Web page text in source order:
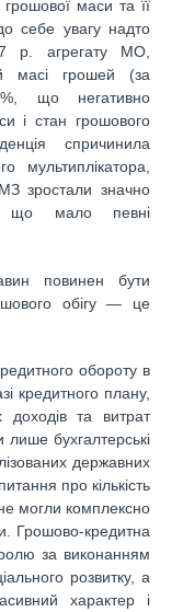
маси та її
себе увагу надто
р. агрегату МО,
масі грошей (за
що негативно
і стан грошового
спричинила
мультиплікатора,
зростали значно
що мало певні
повинен бути
обігу — це
обороту в
кредитного плану,
доходів та витрат
бухгалтерські
державних
про кількість
могли комплексно
Грошово-кредитна
за виконанням
розвитку, а
характер і